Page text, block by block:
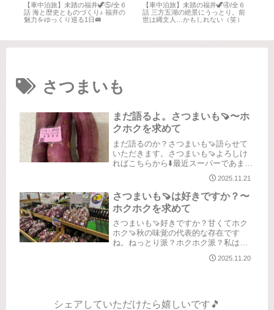
【車中泊旅】未踏の福井🦖⑤/全６
話 海と歴史とものづくり♪ 福井の
魅力をゆっくり巡る1日🚐
【車中泊旅】未踏の福井🦖④/全６
話 三方五湖の絶景にうっとり。前
世は縄文人…かもしれない（笑）
さつまいも
まだ語るよ。さつまいも🍠〜ホ
クホクを求めて
まだ語るのか？さつまいも🍠語らせて
いただきます。さつまいも🍠よろしけ
ればこちらから⬇️最近スーパーであまり
見かけないなぁ、となかなか手に入ら
なかった品種。「鳴門金時」昔ながら
の金時芋。探し続けた金時芋。見つけ
ました！頼まれて、母の分まで買い...
2025.11.21
さつまいも🍠は好きですか？〜
ホクホクを求めて
さつまいも🍠好きですか？甘くてホク
ホク🍠秋の味覚の代表的な存在です
ね。ねっとり派？ホクホク派？私は断
然‼️ホクホク派✨食べ方にも好みがあり
ますよね。焼き芋派？蒸かし芋派？大
2025.11.20
シェアしていただけたら嬉しいです🎵